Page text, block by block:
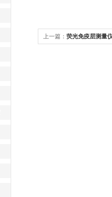
上一篇： 荧光免疫层测量